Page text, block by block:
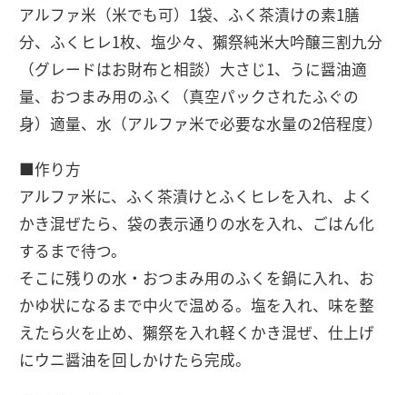
アルファ米（米でも可）1袋、ふく茶漬けの素1膳
分、ふくヒレ1枚、塩少々、獺祭純米大吟醸三割九分
（グレードはお財布と相談）大さじ1、うに醤油適
量、おつまみ用のふく（真空パックされたふぐの
身）適量、水（アルファ米で必要な水量の2倍程度）
■作り方
アルファ米に、ふく茶漬けとふくヒレを入れ、よく
かき混ぜたら、袋の表示通りの水を入れ、ごはん化
するまで待つ。
そこに残りの水・おつまみ用のふくを鍋に入れ、お
かゆ状になるまで中火で温める。塩を入れ、味を整
えたら火を止め、獺祭を入れ軽くかき混ぜ、仕上げ
にウニ醤油を回しかけたら完成。